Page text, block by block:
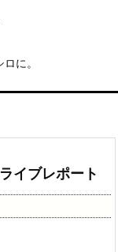
に。
イブレポート